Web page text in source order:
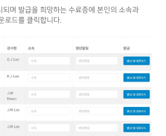
며 발급을 희망하는 수료증에 본인의 소속과
로드를 클릭합니다.​